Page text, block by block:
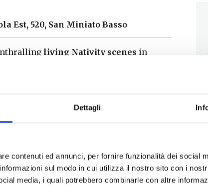
Dettagli
contenuti ed annunci, per fornire funzionalità dei social
sul modo in cui utilizza il nostro sito con i
media, i quali potrebbero combinarle con altre
Est, 520, San Miniato Basso
living Nativity scenes in
up and in the provisions to prevent
pm
was once called “
for his famous puppet), the living nativity
the ancient Church of Saint Martin and
bring to life the scenes of the